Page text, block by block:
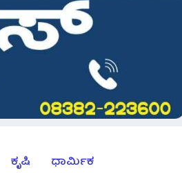
ಕೃಷಿ ಧಾರ್ಮಿಕ